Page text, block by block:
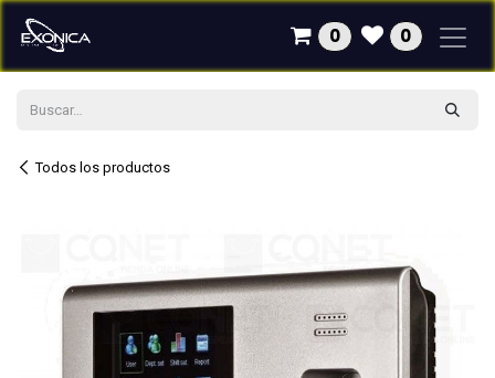
Ir al contenido
0 0
Todos los productos